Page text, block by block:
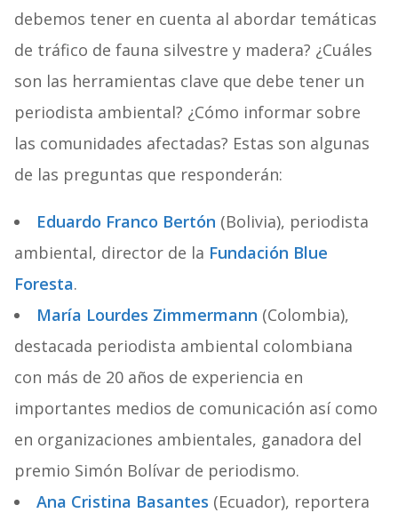
debemos tener en cuenta al abordar temáticas
de tráfico de fauna silvestre y madera? ¿Cuáles
son las herramientas clave que debe tener un
periodista ambiental? ¿Cómo informar sobre
las comunidades afectadas? Estas son algunas
de las preguntas que responderán:
Eduardo Franco Bertón (Bolivia), periodista
ambiental, director de la Fundación Blue
Foresta.
María Lourdes Zimmermann (Colombia),
destacada periodista ambiental colombiana
con más de 20 años de experiencia en
importantes medios de comunicación así como
en organizaciones ambientales, ganadora del
premio Simón Bolívar de periodismo.
Ana Cristina Basantes (Ecuador), reportera